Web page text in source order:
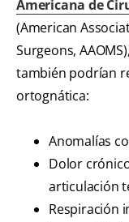
Americana de
(American
Surgeons,
también podrían
ortognática:
Anomalías
Dolor
articulación
Respiración